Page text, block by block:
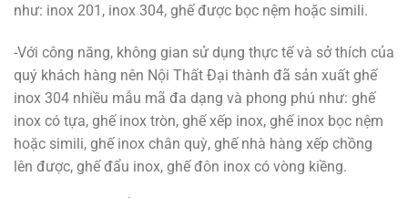
như: inox 201, inox 304, ghế được bọc nệm hoặc simili.
-Với công năng, không gian sử dụng thực tế và sở thích của
quý khách hàng nên Nội Thất Đại thành đã sản xuất ghế
inox 304 nhiều mẫu mã đa dạng và phong phú như: ghế
inox có tựa, ghế inox tròn, ghế xếp inox, ghế inox bọc nệm
hoặc simili, ghế inox chân quỳ, ghế nhà hàng xếp chồng
lên được, ghế đẩu inox, ghế đôn inox có vòng kiềng.